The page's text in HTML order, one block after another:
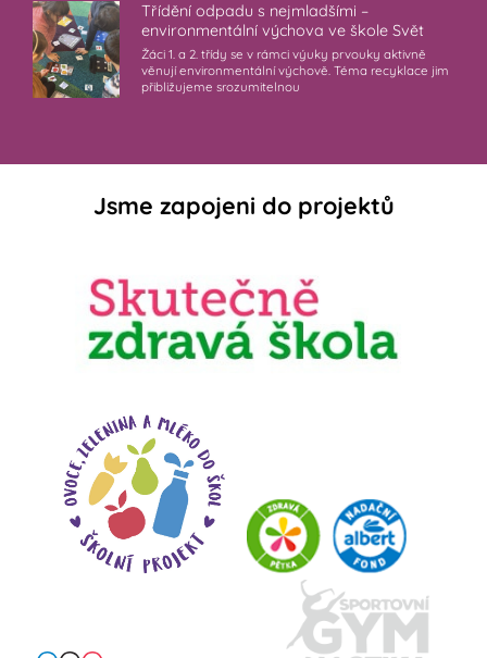
Třídění odpadu s nejmladšími –
environmentální výchova ve škole Svět
Žáci 1. a 2. třídy se v rámci výuky prvouky aktivně
věnují environmentální výchově. Téma recyklace jim
přibližujeme srozumitelnou
Jsme zapojeni do projektů